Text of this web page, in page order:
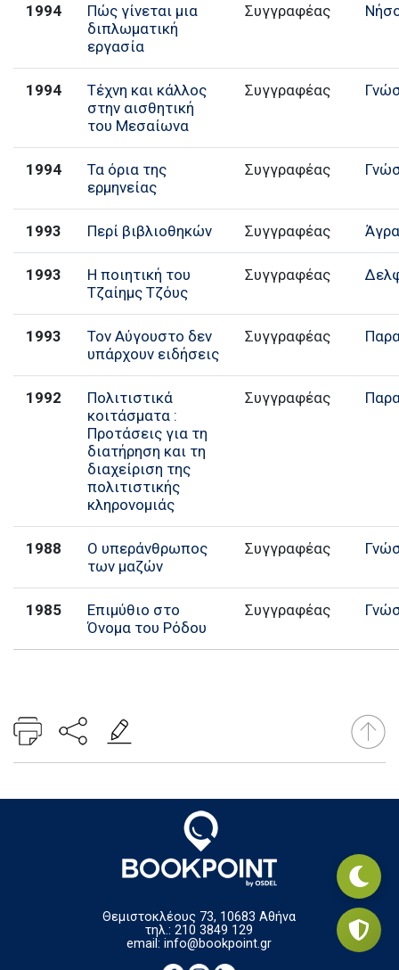
1994
Πώς γίνεται μια
διπλωματική
εργασία
Συγγραφέας
1994
Τέχνη και κάλλος
στην αισθητική
του Μεσαίωνα
Συγγραφέας
1994
Τα όρια της
ερμηνείας
Συγγραφέας
1993 Περί βιβλιοθηκών Συγγραφέας
1993
Η ποιητική του
Τζαίημς Τζόυς
Συγγραφέας
1993
Τον Αύγουστο δεν
υπάρχουν ειδήσεις
Συγγραφέας
1992
Πολιτιστικά
κοιτάσματα :
Προτάσεις για τη
διατήρηση και τη
διαχείριση της
πολιτιστικής
κληρονομιάς
Συγγραφέας
1988
Ο υπεράνθρωπος
των μαζών
Συγγραφέας
1985
Επιμύθιο στο
Όνομα του Ρόδου
Συγγραφέας
Θεμιστοκλέους 73, 10683 Αθήνα
τηλ.: 210 3849 129
email:info@bookpoint.gr